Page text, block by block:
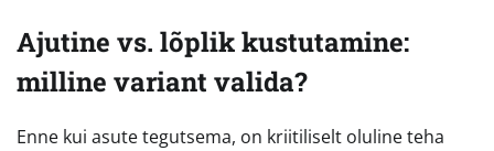
Ajutine vs. lõplik kustutamine:
milline variant valida?
Enne kui asute tegutsema, on kriitiliselt oluline teha